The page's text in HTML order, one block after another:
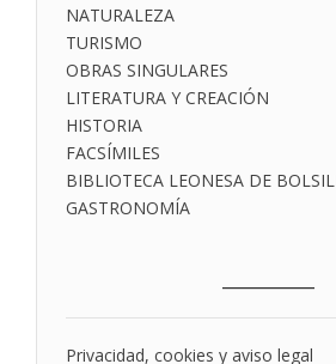
NATURALEZA
TURISMO
OBRAS SINGULARES
LITERATURA Y CREACIÓN
HISTORIA
FACSÍMILES
BIBLIOTECA LEONESA DE
GASTRONOMÍA
Privacidad, cookies y aviso legal